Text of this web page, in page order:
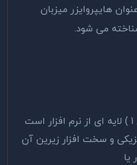
نوع 2 که به عنوان هایپروایزر میزبان
هایپروایزر bare metal ( نوع 1 ) لایه ای از نرم افزار است
و سخت افزار زیرین آن
یا